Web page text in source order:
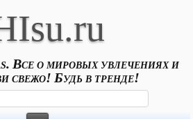
Все о мировых увлечениях и
свежо! Будь в тренде!